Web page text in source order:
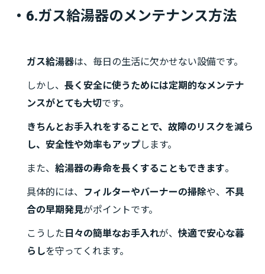
・6.ガス給湯器のメンテナンス方法
ガス給湯器は、毎日の生活に欠かせない設備です。
しかし、 長く安全に使うためには定期的なメンテナ
ンスがとても大切です。
きちんとお手入れをすることで、故障のリスクを減ら
し、安全性や効率もアップします。
また、 給湯器の寿命を長くすることもできます。
具体的には、 フィルターやバーナーの掃除や、 不具
合の早期発見がポイントです。
こうした 日々の簡単なお手入れが、 快適で安心な暮
らしを守ってくれます。